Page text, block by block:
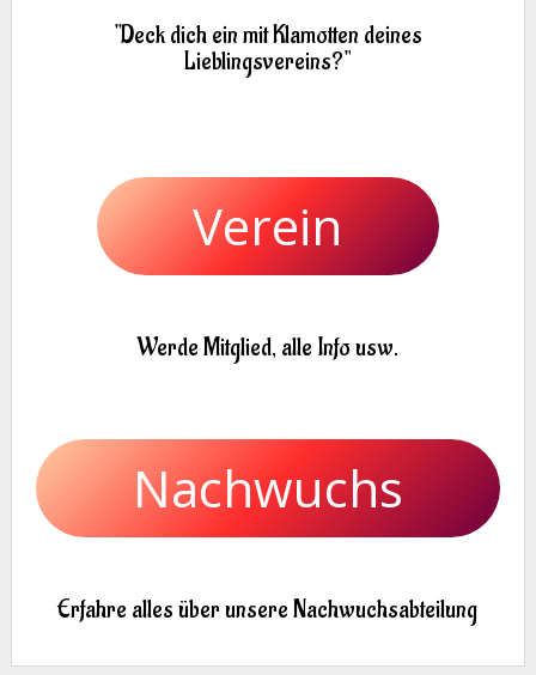
"Deck dich ein mit Klamotten deines
Lieblingsvereins?"
Verein
Werde Mitglied, alle Info usw.
Nachwuchs
Erfahre alles über unsere Nachwuchsabteilung